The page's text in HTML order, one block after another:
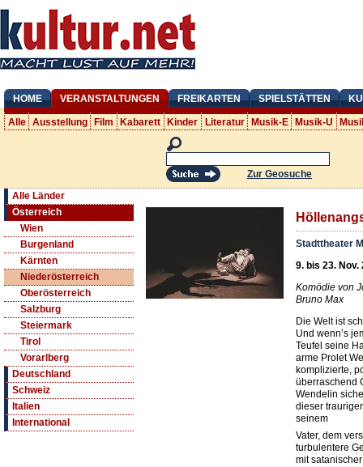
HOME VERANSTALTUNGEN FREIKARTEN SPIELSTÄTTEN
Alle Ausstellung Film Kabarett Kinder Literatur Musik-E Musik-U
Zur Geosuche
Alle Länder
Österreich
Wien
Burgenland
Kärnten
Niederösterreich
Oberösterreich
Salzburg
Steiermark
Tirol
Vorarlberg
Deutschland
Schweiz
Italien
International
Stadttheater
9. bis 23. Nov.
Komödie von
Bruno Max
Die Welt ist
Und wennʼs
Teufel seine
arme Prolet
komplizierte,
überraschend
Wendelin
dieser
seinem
Vater, dem
turbulentere
mit